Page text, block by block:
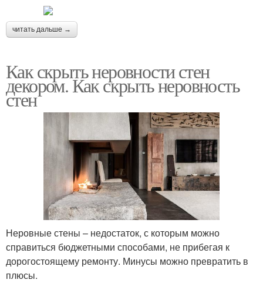
читать дальше →
Как скрыть неровности стен
декором. Как скрыть неровность
стен
Неровные стены – недостаток, с которым можно
справиться бюджетными способами, не прибегая к
дорогостоящему ремонту. Минусы можно превратить в
плюсы.